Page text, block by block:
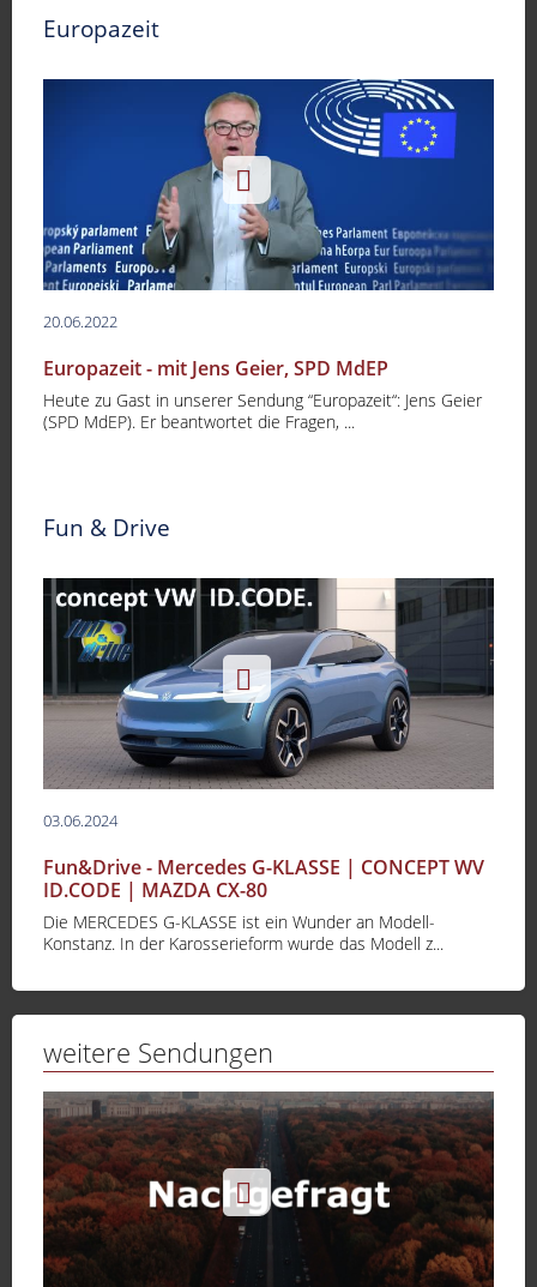
Europazeit
20.06.2022
Europazeit - mit Jens Geier, SPD MdEP
Heute zu Gast in unserer Sendung “Europazeit“: Jens Geier
(SPD MdEP). Er beantwortet die Fragen, ...
Fun & Drive
03.06.2024
Fun&Drive - Mercedes G-KLASSE | CONCEPT WV
ID.CODE | MAZDA CX-80
Die MERCEDES G-KLASSE ist ein Wunder an Modell-
Konstanz. In der Karosserieform wurde das Modell z...
weitere Sendungen